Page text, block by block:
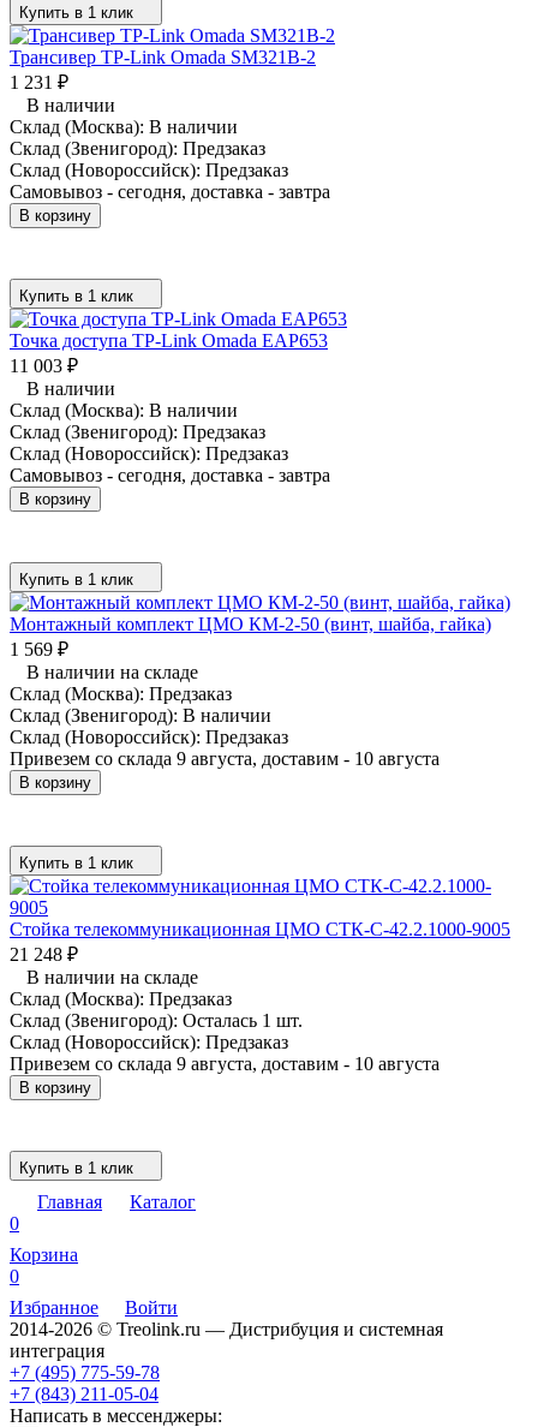
Купить в 1 клик
Трансивер TP-Link Omada SM321B-2
1 231 ₽
В наличии
Склад (Москва): В наличии
Склад (Звенигород): Предзаказ
Склад (Новороссийск): Предзаказ
Самовывоз - сегодня, доставка - завтра
В корзину
Купить в 1 клик
Точка доступа TP-Link Omada EAP653
11 003 ₽
В наличии
Склад (Москва): В наличии
Склад (Звенигород): Предзаказ
Склад (Новороссийск): Предзаказ
Самовывоз - сегодня, доставка - завтра
В корзину
Купить в 1 клик
Монтажный комплект ЦМО КМ-2-50 (винт, шайба, гайка)
1 569 ₽
В наличии на складе
Склад (Москва): Предзаказ
Склад (Звенигород): В наличии
Склад (Новороссийск): Предзаказ
Привезем со склада 9 августа, доставим - 10 августа
В корзину
Купить в 1 клик
Стойка телекоммуникационная ЦМО СТК-С-42.2.1000-9005
21 248 ₽
В наличии на складе
Склад (Москва): Предзаказ
Склад (Звенигород): Осталась 1 шт.
Склад (Новороссийск): Предзаказ
Привезем со склада 9 августа, доставим - 10 августа
В корзину
Купить в 1 клик
Главная
Каталог
0
Корзина
0
Избранное
Войти
2014-2026 © Treolink.ru — Дистрибуция и системная
интеграция
+7 (495) 775-59-78
+7 (843) 211-05-04
Написать в мессенджеры: